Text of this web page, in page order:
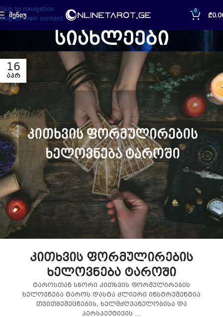
Skip to navigation
Skip to main content
ᲛᲔᲜᲘᲣ 0 ₾
სიახლეები
16
ᲐᲞᲠ
კითხვის ფორმულირების
ხელოვნება ტაროში
ტაროსთან სწორი კითხვის ფორმულირების
ხელოვნება ტაროს დასტა ძლიერი ინსტრუმენტია
თვითშემეცნების, ხელმძღვანელობისა და
პერსპექტივის ...